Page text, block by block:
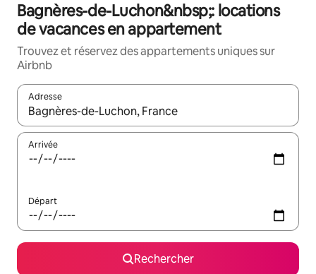
Bagnères-de-Luchon&nbsp;: locations
de vacances en appartement
Trouvez et réservez des appartements uniques sur
Airbnb
Adresse
Lorsque les résultats s'affichent, utilisez les flèches vers le
Arrivée
Départ
Rechercher